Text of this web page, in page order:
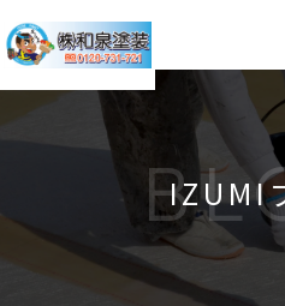
IZUMI